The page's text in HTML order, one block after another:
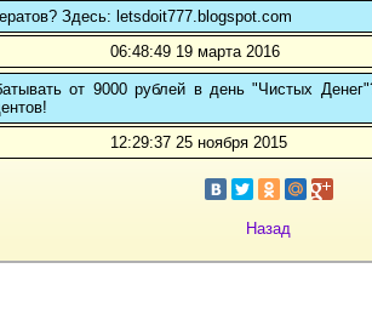
Здесь: letsdoit777.blogspot.com
06:48:49 19 марта 2016
от 9000 рублей в день "Чистых
12:29:37 25 ноября 2015
Назад